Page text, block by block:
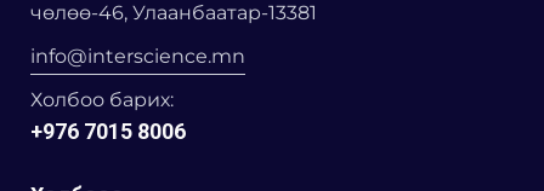
чөлөө-46, Улаанбаатар-13381
info@interscience.mn
Холбоо барих:
+976 7015 8006